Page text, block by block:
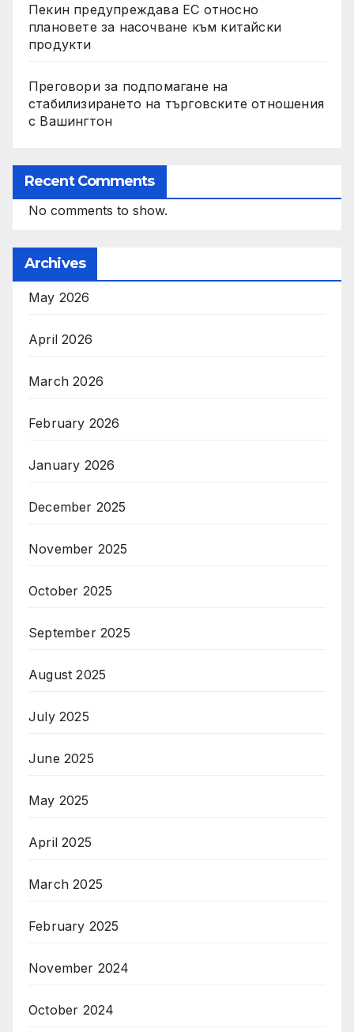
Пекин предупреждава ЕС относно
плановете за насочване към китайски
продукти
Преговори за подпомагане на
стабилизирането на търговските отношения
с Вашингтон
Recent Comments
No comments to show.
Archives
May 2026
April 2026
March 2026
February 2026
January 2026
December 2025
November 2025
October 2025
September 2025
August 2025
July 2025
June 2025
May 2025
April 2025
March 2025
February 2025
November 2024
October 2024